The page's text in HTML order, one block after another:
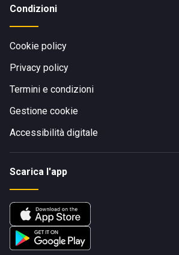
Condizioni
Cookie policy
Privacy policy
Termini e condizioni
Gestione cookie
Accessibilità digitale
Scarica l'app